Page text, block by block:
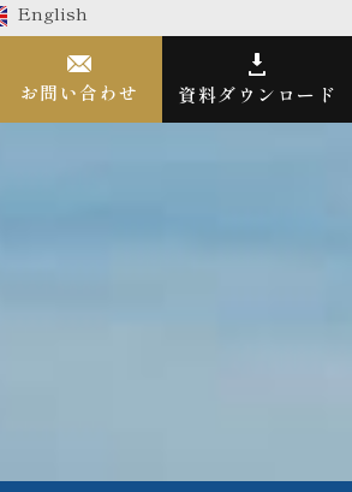
English
お問い合わせ 資料ダウンロード